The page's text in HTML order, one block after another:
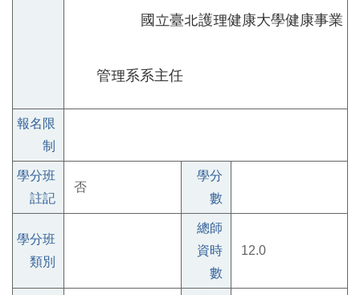
國立臺北護理健康大學健康事業
管理系系主任
報名限
制
學分班
註記
否
學分
數
學分班
類別
總師
資時
數
12.0